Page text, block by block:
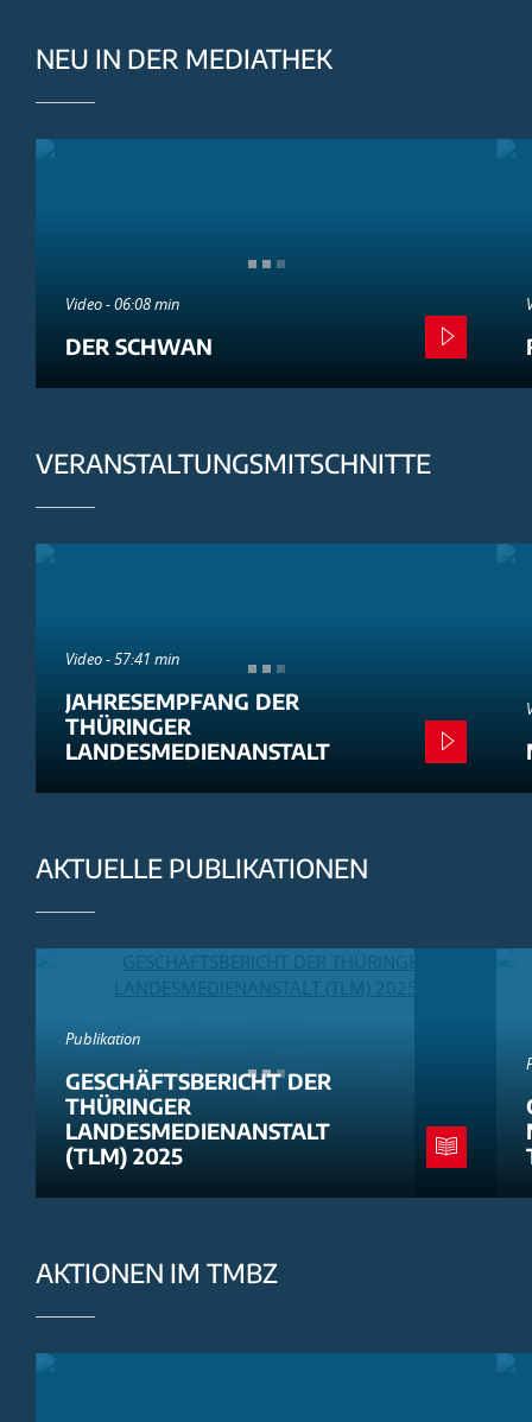
NEU IN DER MEDIATHEK
Video - 06:08 min
DER SCHWAN
VERANSTALTUNGSMITSCHNITTE
Video - 57:41 min
JAHRESEMPFANG DER
THÜRINGER
LANDESMEDIENANSTALT
AKTUELLE PUBLIKATIONEN
Publikation
GESCHÄFTSBERICHT DER
THÜRINGER
LANDESMEDIENANSTALT
(TLM) 2025
AKTIONEN IM TMBZ